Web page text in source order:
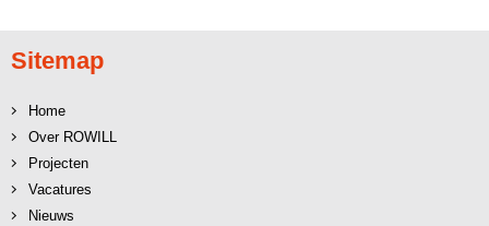
Sitemap
Home
Over ROWILL
Projecten
Vacatures
Nieuws